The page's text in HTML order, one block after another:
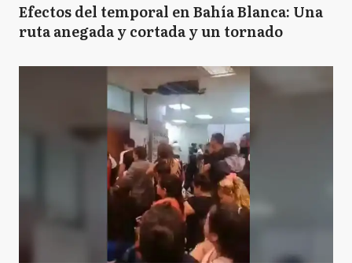
Efectos del temporal en Bahía Blanca: Una
ruta anegada y cortada y un tornado